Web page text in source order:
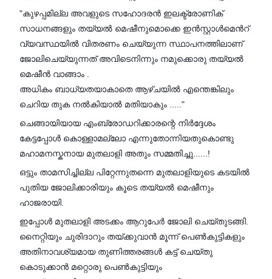
"കുഴപ്പമില്ല അവളുടെ സഹോദരൻ ഇലക്ട്രോണിക്
സാധനങ്ങളും തയ്യൽ മെഷീനുമൊക്കെ ഇൻസ്റ്റാൾമെൻറ്
വ്യവസ്ഥയിൽ വിതരണം ചെയ്യുന്ന സ്ഥാപനത്തിലാണ്
ജോലിചെയ്യുന്നത് അവിടെനിന്നും നമുക്കൊരു തയ്യൽ
മെഷീൻ വാങ്ങാം .
അധികം ബാധ്യതയാകാതെ ആഴ്ചയിൽ എന്തെങ്കിലും
ചെറിയ തുക നൽകിയാൽ മതിയാകും ....."
ചെങ്ങായിയായ എംബ്രോഡറിക്കാരന്റെ നിർദ്ദേശം
കേട്ടപ്പോൾ കൊള്ളാമല്ലോ എന്നുതോന്നിയതുകൊണ്ടു
മഹാമനസ്കനായ മുതലാളി അതും സമ്മതിച്ചു......!
ഒട്ടും താമസിച്ചില്ല പിറ്റേന്നുതന്നെ മുതലാളിയുടെ കടയിൽ
പുതിയ ജോലിക്കാരിയും കൂടെ തയ്യൽ മെഷീനും
ഹാജരായി.
ഇപ്പോൾ മുതലാളി അടക്കം ആറുപേർ ജോലി ചെയ്തുടങ്ങി.
നൈറ്റിയും ചുരിദാറും തയ്ക്കുവാൻ മൂന്ന് പെൺകുട്ടികളും
അതിനാവശ്യമായ തുണിത്തരങ്ങൾ കട്ട് ചെയ്തു
കൊടുക്കാൻ മറ്റൊരു പെൺകുട്ടിയും